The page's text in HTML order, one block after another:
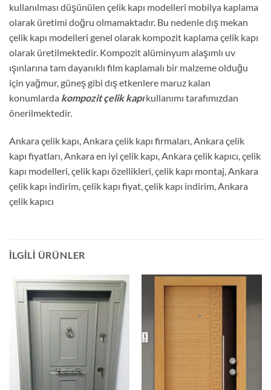
kullanılması düşünülen çelik kapı modelleri mobilya kaplama
olarak üretimi doğru olmamaktadır. Bu nedenle dış mekan
çelik kapı modelleri genel olarak kompozit kaplama çelik kapı
olarak üretilmektedir. Kompozit alüminyum alaşımlı uv
ışınlarına tam dayanıklı film kaplamalı bir malzeme olduğu
için yağmur, güneş gibi dış etkenlere maruz kalan
konumlarda kompozit çelik kapıkullanımı tarafımızdan
önerilmektedir.
Ankara çelik kapı, Ankara çelik kapı firmaları, Ankara çelik
kapı fiyatları, Ankara en iyi çelik kapı, Ankara çelik kapıcı, çelik
kapı modelleri, çelik kapı özellikleri, çelik kapı montaj, Ankara
çelik kapı indirim, çelik kapı fiyat, çelik kapı indirim, Ankara
çelik kapıcı
İLGILI ÜRÜNLER